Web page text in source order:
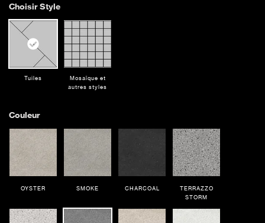
Choisir Style
Tuiles
Mosaïque et
autres styles
Couleur
OYSTER SMOKE CHARCOAL
TERRAZZO
STORM